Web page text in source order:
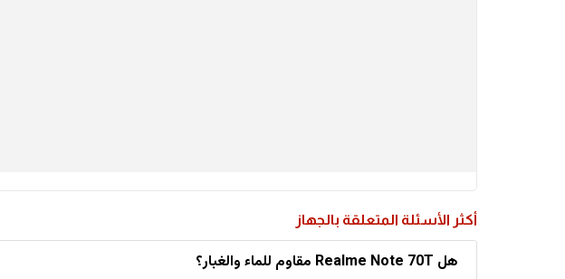
أكثر الأسئلة المتعلقة بالجهاز
هل Realme Note 70T مقاوم للماء والغبار؟